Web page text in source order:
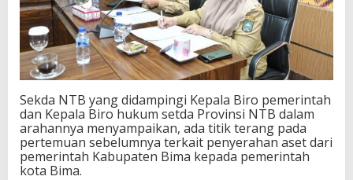
Sekda NTB yang didampingi Kepala Biro pemerintah
dan Kepala Biro hukum setda Provinsi NTB dalam
arahannya menyampaikan, ada titik terang pada
pertemuan sebelumnya terkait penyerahan aset dari
pemerintah Kabupaten Bima kepada pemerintah
kota Bima.